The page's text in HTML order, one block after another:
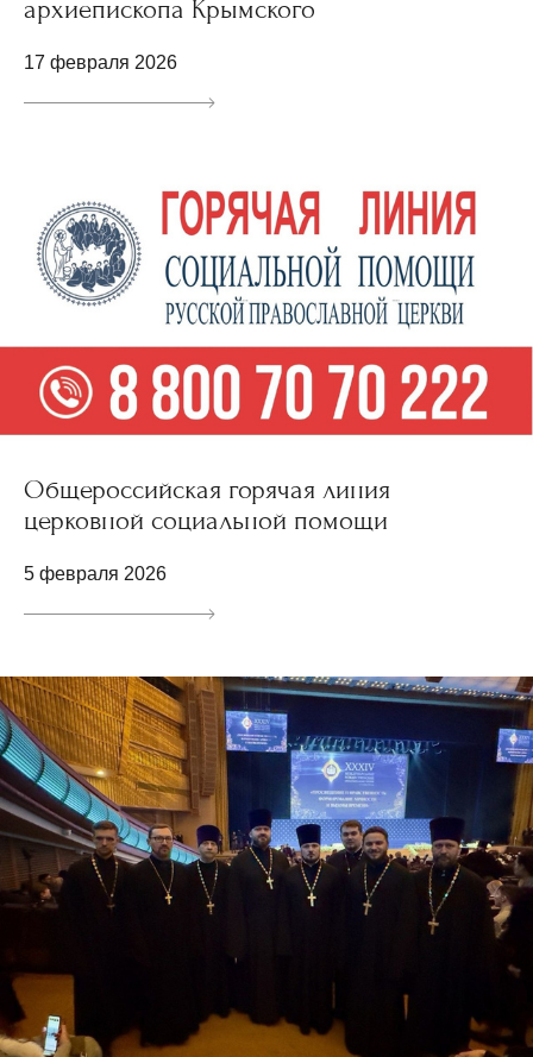
архиепископа Крымского
17 февраля 2026
Общероссийская горячая линия
церковной социальной помощи
5 февраля 2026